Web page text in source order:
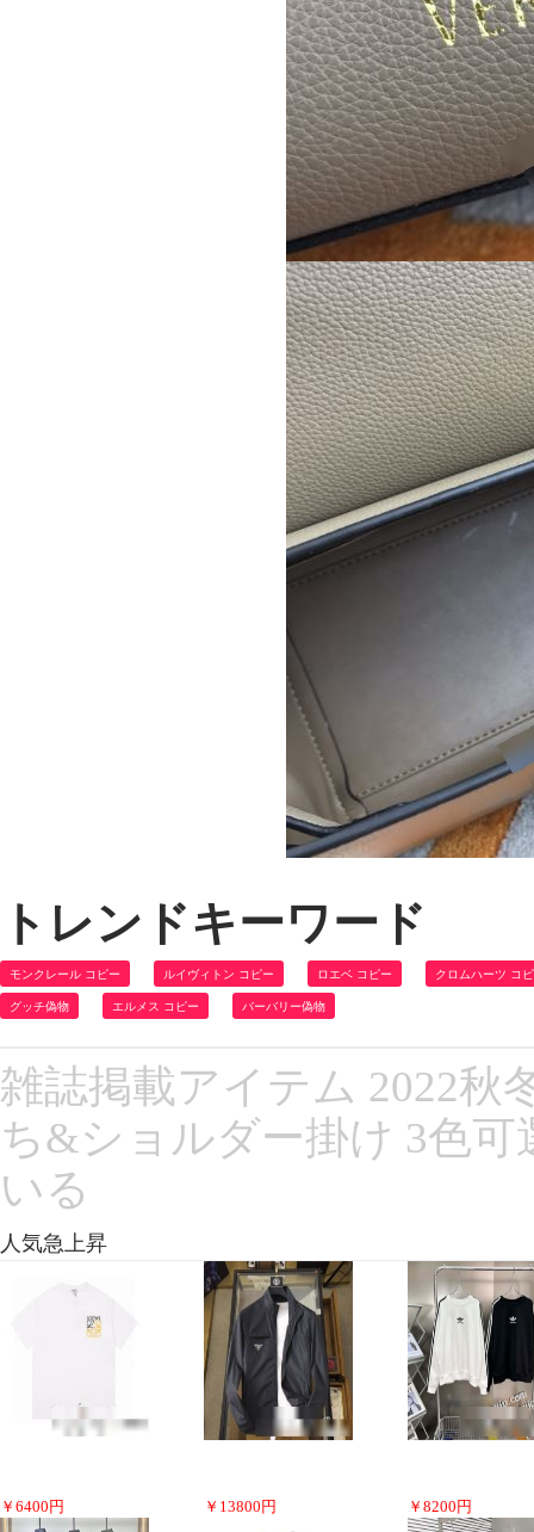
トレンドキーワード
モンクレール コピー ルイヴィトン コピー ロエベ コピー クロムハーツ コ
グッチ偽物 エルメス コピー バーバリー偽物
雑誌掲載アイテム 2022秋
ち&ショルダー掛け 3色
いる
人気急上昇
￥ 6400 円 ￥ 13800 円 ￥ 8200 円